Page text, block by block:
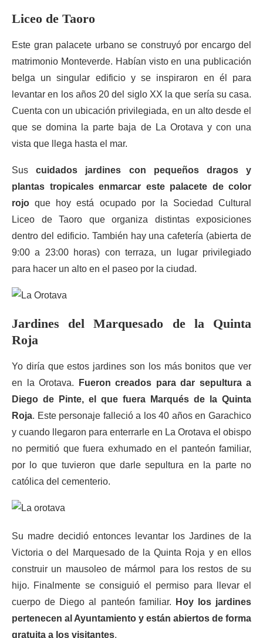
Liceo de Taoro
Este gran palacete urbano se construyó por encargo del
matrimonio Monteverde. Habían visto en una publicación
belga un singular edificio y se inspiraron en él para
levantar en los años 20 del siglo XX la que sería su casa.
Cuenta con un ubicación privilegiada, en un alto desde el
que se domina la parte baja de La Orotava y con una
vista que llega hasta el mar.
Suscuidados jardines con pequeños dragos y
plantas tropicales enmarcar este palacete de color
rojo que hoy está ocupado por la Sociedad Cultural
Liceo de Taoro que organiza distintas exposiciones
dentro del edificio. También hay una cafetería (abierta de
9:00 a 23:00 horas) con terraza, un lugar privilegiado
para hacer un alto en el paseo por la ciudad.
Jardines del Marquesado de la Quinta
Roja
Yo diría que estos jardines son los más bonitos que ver
en la Orotava.
Fueron creados para dar sepultura a
Diego de Pinte, el que fuera Marqués de la Quinta
Roja. Este personaje falleció a los 40 años en Garachico
y cuando llegaron para enterrarle en La Orotava el obispo
no permitió que fuera exhumado en el panteón familiar,
por lo que tuvieron que darle sepultura en la parte no
católica del cementerio.
Su madre decidió entonces levantar los Jardines de la
Victoria o del Marquesado de la Quinta Roja y en ellos
construir un mausoleo de mármol para los restos de su
hijo. Finalmente se consiguió el permiso para llevar el
cuerpo de Diego al panteón familiar.
Hoy los jardines
pertenecen al Ayuntamiento y están abiertos de forma
gratuita a los visitantes.